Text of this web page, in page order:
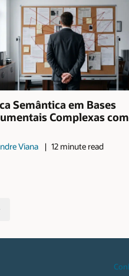
Semântica em Bases
Complexas
Viana 12 minute read